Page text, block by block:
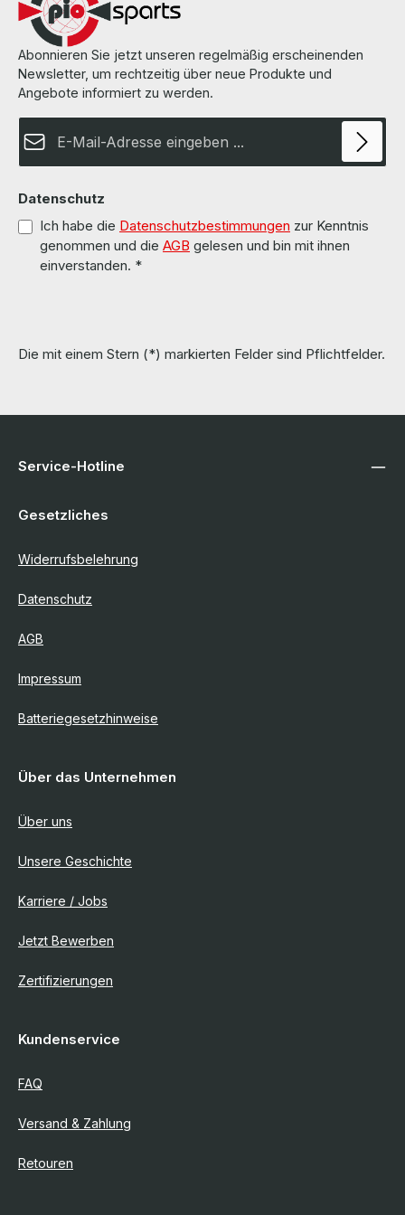
Abonnieren Sie jetzt unseren regelmäßig erscheinenden
Newsletter, um rechtzeitig über neue Produkte und
Angebote informiert zu werden.
Datenschutz
Ich habe die Datenschutzbestimmungen zur Kenntnis
genommen und die AGB gelesen und bin mit ihnen
einverstanden. *
Die mit einem Stern (*) markierten Felder sind Pflichtfelder.
Service-Hotline
Gesetzliches
Widerrufsbelehrung
Datenschutz
AGB
Impressum
Batteriegesetzhinweise
Über das Unternehmen
Über uns
Unsere Geschichte
Karriere / Jobs
Jetzt Bewerben
Zertifizierungen
Kundenservice
FAQ
Versand & Zahlung
Retouren